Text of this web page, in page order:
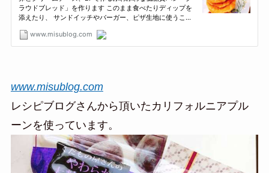
www.misublog.com
レシピブログさんから頂いたカリフォルニアプル
ーンを使っています。